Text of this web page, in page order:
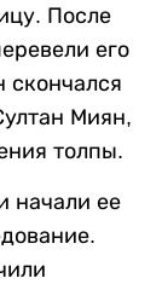
После
его
скончался
Миян,
толпы.
начали ее